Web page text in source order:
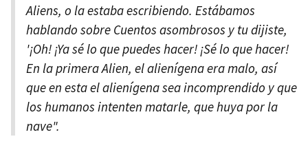
Aliens, o la estaba escribiendo. Estábamos
hablando sobre Cuentos asombrosos y tu dijiste,
'¡Oh! ¡Ya sé lo que puedes hacer! ¡Sé lo que hacer!
En la primera Alien, el alienígena era malo, así
que en esta el alienígena sea incomprendido y que
los humanos intenten matarle, que huya por la
nave".